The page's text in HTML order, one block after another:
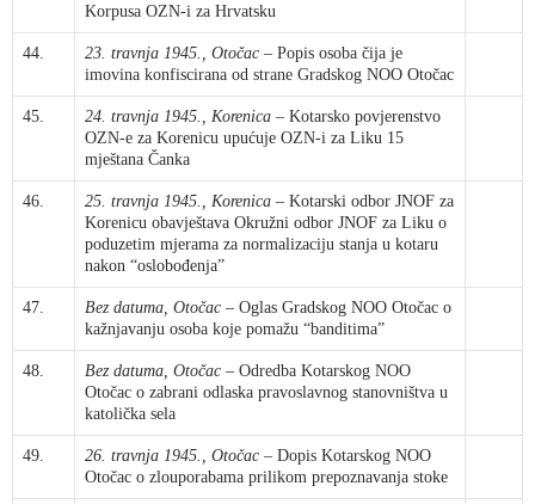
Korpusa OZN-i za Hrvatsku
44. 23. travnja 1945., Otočac – Popis osoba čija je
imovina konfiscirana od strane Gradskog NOO Otočac
45. 24. travnja 1945., Korenica – Kotarsko povjerenstvo
OZN-e za Korenicu upućuje OZN-i za Liku 15
mještana Čanka
46. 25. travnja 1945., Korenica – Kotarski odbor JNOF za
Korenicu obavještava Okružni odbor JNOF za Liku o
poduzetim mjerama za normalizaciju stanja u kotaru
nakon “oslobođenja”
47. Bez datuma, Otočac – Oglas Gradskog NOO Otočac o
kažnjavanju osoba koje pomažu “banditima”
48. Bez datuma, Otočac – Odredba Kotarskog NOO
Otočac o zabrani odlaska pravoslavnog stanovništva u
katolička sela
49. 26. travnja 1945., Otočac – Dopis Kotarskog NOO
Otočac o zlouporabama prilikom prepoznavanja stoke